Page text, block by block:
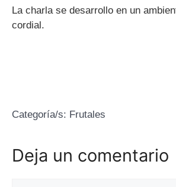
La charla se desarrollo en un
cordial.
Categoría/s: Frutales
Deja un comentario